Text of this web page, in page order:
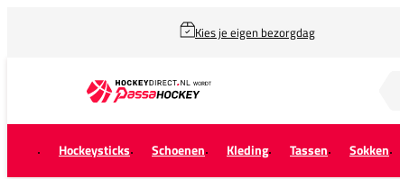
Kies je eigen bezorgdag
Hockeysticks Schoenen Kleding Tassen Sokken